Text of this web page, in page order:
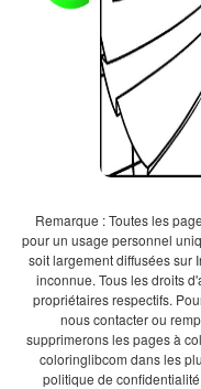
Remarque : Toutes les
pour un usage personnel
soit largement diffusées sur
inconnue. Tous les droits
propriétaires respectifs.
nous contacter ou
supprimerons les pages à
coloringlibcom dans les
politique de